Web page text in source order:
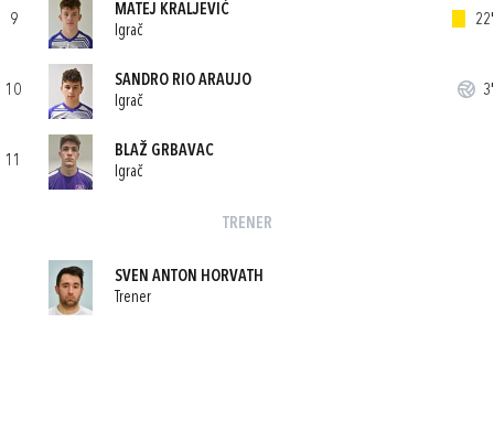
9
MATEJ KRALJEVIĆ
Igrač
22'
10
SANDRO RIO ARAUJO
Igrač
3'
11
BLAŽ GRBAVAC
Igrač
TRENER
SVEN ANTON HORVATH
Trener